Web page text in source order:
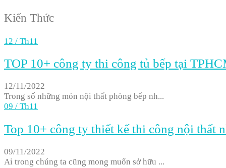
Kiến Thức
12 / Th11
TOP 10+ công ty thi công tủ bếp tại
12/11/2022
Trong số những món nội thất phòng bếp nh...
09 / Th11
Top 10+ công ty thiết kế thi công nội thất
09/11/2022
Ai trong chúng ta cũng mong muốn sở hữu ...